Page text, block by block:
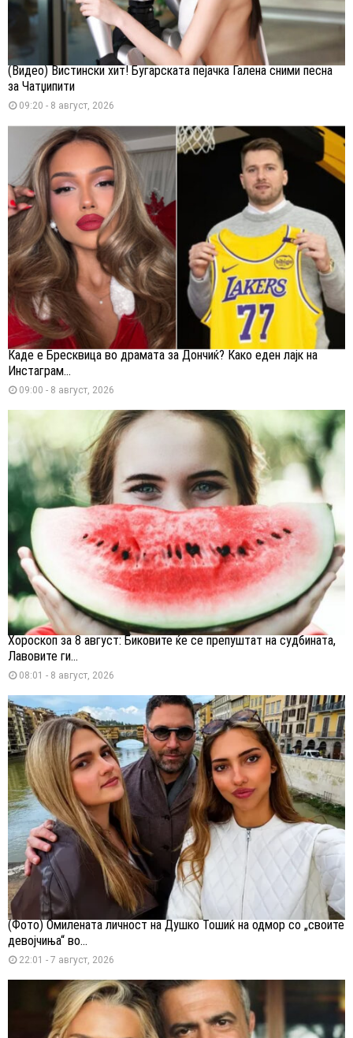
(Видео) Вистински хит! Бугарската пејачка Галена сними песна
за Чатџипити
09:20 - 8 август, 2026
Каде е Бресквица во драмата за Дончиќ? Како еден лајк на
Инстаграм...
09:00 - 8 август, 2026
Хороскоп за 8 август: Биковите ќе се препуштат на судбината,
Лавовите ги...
08:01 - 8 август, 2026
(Фото) Омилената личност на Душко Тошиќ на одмор со „своите
девојчиња“ во...
22:01 - 7 август, 2026